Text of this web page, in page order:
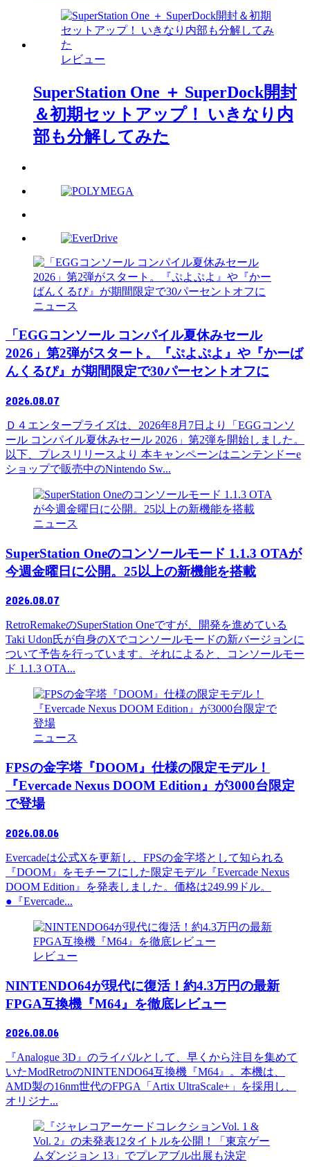
レビュー
SuperStation One ＋ SuperDock開封
＆初期セットアップ！ いきなり内
部も分解してみた
ニュース
「EGGコンソール コンパイル夏休みセール
2026」第2弾がスタート。『ぷよぷよ』や『かーば
んくるぴ』が期間限定で30パーセントオフに
2026.08.07
Ｄ４エンタープライズは、2026年8月7日より「EGGコンソ
ール コンパイル夏休みセール 2026」第2弾を開始しました。
以下、プレスリリースより 本キャンペーンはニンテンドーe
ショップで販売中のNintendo Sw...
ニュース
SuperStation Oneのコンソールモード 1.1.3 OTAが
今週金曜日に公開。25以上の新機能を搭載
2026.08.07
RetroRemakeのSuperStation Oneですが、開発を進めている
Taki Udon氏が自身のXでコンソールモードの新バージョンに
ついて予告を行っています。それによると、コンソールモー
ド 1.1.3 OTA...
ニュース
FPSの金字塔『DOOM』仕様の限定モデル！
『Evercade Nexus DOOM Edition』が3000台限定
で登場
2026.08.06
Evercadeは公式Xを更新し、FPSの金字塔として知られる
『DOOM』をモチーフにした限定モデル『Evercade Nexus
DOOM Edition』を発表しました。価格は249.99ドル。
●『Evercade...
レビュー
NINTENDO64が現代に復活！約4.3万円の最新
FPGA互換機『M64』を徹底レビュー
2026.08.06
『Analogue 3D』のライバルとして、早くから注目を集めて
いたModRetroのNINTENDO64互換機『M64』。本機は、
AMD製の16nm世代のFPGA「Artix UltraScale+」を採用し、
オリジナ...